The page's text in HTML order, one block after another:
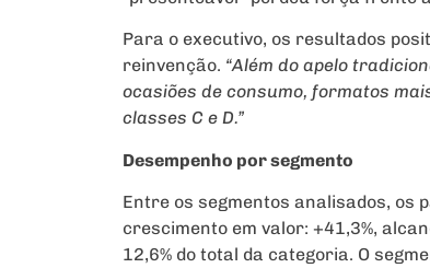
Para o executivo, os resultados
reinvenção. “Além do apelo
ocasiões de consumo, formatos
classes C e D.”
Desempenho por segmento
Entre os segmentos analisados, os
crescimento em valor: +41,3%,
12,6% do total da categoria. O